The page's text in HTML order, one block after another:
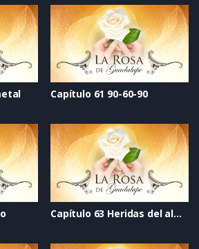
Capítulo 61 90-60-90
Capítulo 63 Heridas del alma